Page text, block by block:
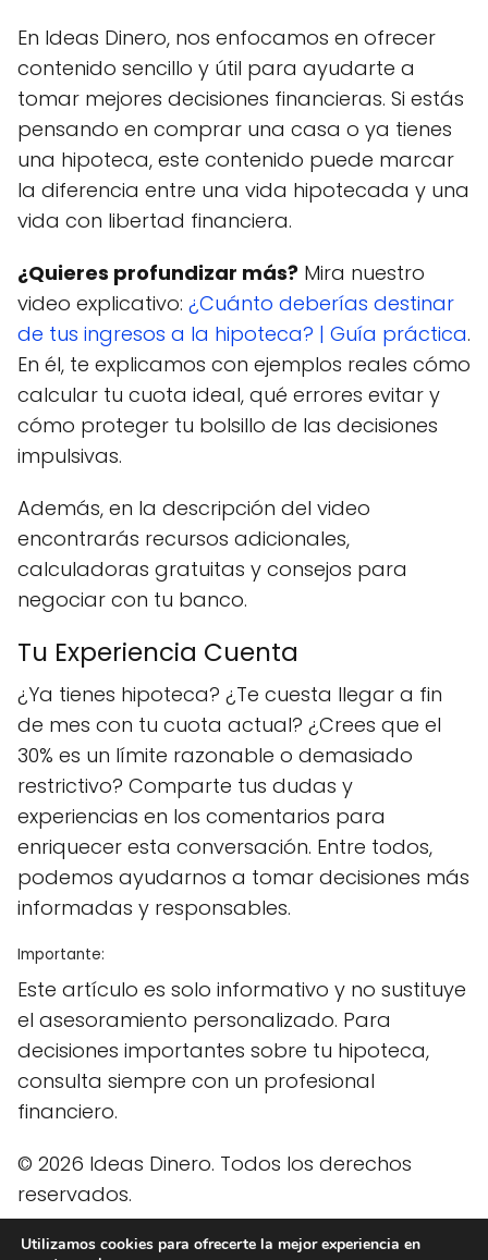
En Ideas Dinero, nos enfocamos en ofrecer
contenido sencillo y útil para ayudarte a
tomar mejores decisiones financieras. Si estás
pensando en comprar una casa o ya tienes
una hipoteca, este contenido puede marcar
la diferencia entre una vida hipotecada y una
vida con libertad financiera.
¿Quieres profundizar más? Mira nuestro
video explicativo: ¿Cuánto deberías destinar
de tus ingresos a la hipoteca? | Guía práctica.
En él, te explicamos con ejemplos reales cómo
calcular tu cuota ideal, qué errores evitar y
cómo proteger tu bolsillo de las decisiones
impulsivas.
Además, en la descripción del video
encontrarás recursos adicionales,
calculadoras gratuitas y consejos para
negociar con tu banco.
Tu Experiencia Cuenta
¿Ya tienes hipoteca? ¿Te cuesta llegar a fin
de mes con tu cuota actual? ¿Crees que el
30% es un límite razonable o demasiado
restrictivo? Comparte tus dudas y
experiencias en los comentarios para
enriquecer esta conversación. Entre todos,
podemos ayudarnos a tomar decisiones más
informadas y responsables.
Importante:
Este artículo es solo informativo y no sustituye
el asesoramiento personalizado. Para
decisiones importantes sobre tu hipoteca,
consulta siempre con un profesional
financiero.
© 2026 Ideas Dinero. Todos los derechos
reservados.
Utilizamos cookies para ofrecerte la mejor experiencia en